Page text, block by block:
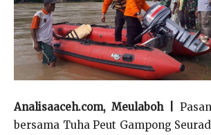
Analisaaceh.com, Meulaboh |
bersama Tuha Peut Gampong